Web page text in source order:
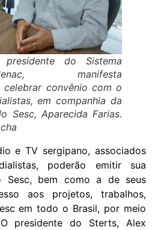
presidente do Sistema
Senac, manifesta
celebrar convênio com o
em companhia da
Sesc, Aparecida Farias.
e TV sergipano, associados
poderão emitir sua
Sesc, bem como a de seus
aos projetos, trabalhos,
em todo o Brasil, por meio
presidente do Sterts, Alex